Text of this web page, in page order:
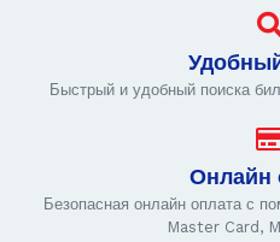
Быстрый и удобный поиска
Онлайн
Безопасная онлайн оплата с
Master Card,